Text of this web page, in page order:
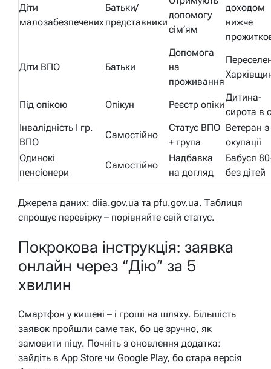
Діти
малозабезпечених
Батьки/
представники
допомогу
сім’ям
доходом
нижче
Діти ВПО Батьки
Допомога
на
проживання
Під опікою Опікун Реєстр опіки
Дитина-
сирота в
Інвалідність I гр.
ВПО
Самостійно
Статус ВПО
+ група
Ветеран з
окупації
Одинокі
пенсіонери
Самостійно
Надбавка
на догляд
Бабуся
без дітей
Джерела даних: diia.gov.ua та pfu.gov.ua. Таблиця
спрощує перевірку – порівняйте свій статус.
Покрокова інструкція: заявка
онлайн через “Дію” за 5
хвилин
Смартфон у кишені – і гроші на шляху. Більшість
заявок пройшли саме так, бо це зручно, як
замовити піцу. Почніть з оновлення додатка:
зайдіть в App Store чи Google Play, бо стара версія